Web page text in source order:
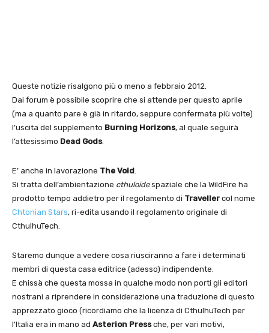
Queste notizie risalgono più o meno a febbraio 2012.
Dai forum è possibile scoprire che si attende per questo aprile
(ma a quanto pare è già in ritardo, seppure confermata più volte)
l’uscita del supplemento Burning Horizons, al quale seguirà
l’attesissimo Dead Gods.
E’ anche in lavorazione The Void.
Si tratta dell’ambientazione cthuloidespaziale che la WildFire ha
prodotto tempo addietro per il regolamento di Traveller col nome
Chtonian Stars, ri-edita usando il regolamento originale di
CthulhuTech.
Staremo dunque a vedere cosa riusciranno a fare i determinati
membri di questa casa editrice (adesso) indipendente.
E chissà che questa mossa in qualche modo non porti gli editori
nostrani a riprendere in considerazione una traduzione di questo
apprezzato gioco (ricordiamo che la licenza di CthulhuTech per
l'Italia era in mano ad Asterion Pressche, per vari motivi,